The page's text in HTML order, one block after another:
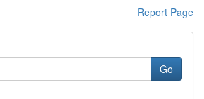
Report Page
Go